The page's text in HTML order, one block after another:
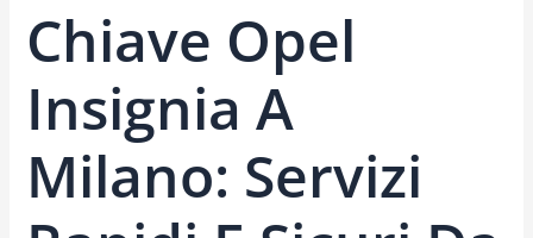
Chiave Opel
Insignia A
Milano: Servizi